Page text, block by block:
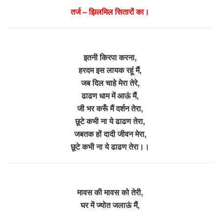
तर्ज – झिलमिल सितारों का।
इतनी किरपा करना,
हरदम इस लायक रहूं मैं,
जब दिल चाहे मेरा तेरे,
ढाढण धाम में आऊं मैं,
जी भर करूँ मैं दर्शन तेरा,
छूटे कभी ना ये ढाढण तेरा,
जबतक हों दादी जीवन मेरा,
छूटे कभी ना ये ढाढण तेरा।।
मावस की मावस को तेरी,
घर में ज्योत जलाऊं मैं,